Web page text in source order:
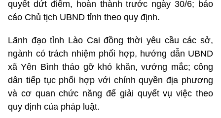
quyết dứt điểm, hoàn thành trước ngày 30/6; báo
cáo Chủ tịch UBND tỉnh theo quy định.
Lãnh đạo tỉnh Lào Cai đồng thời yêu cầu các sở,
ngành có trách nhiệm phối hợp, hướng dẫn UBND
xã Yên Bình tháo gỡ khó khăn, vướng mắc; công
dân tiếp tục phối hợp với chính quyền địa phương
và cơ quan chức năng để giải quyết vụ việc theo
quy định của pháp luật.